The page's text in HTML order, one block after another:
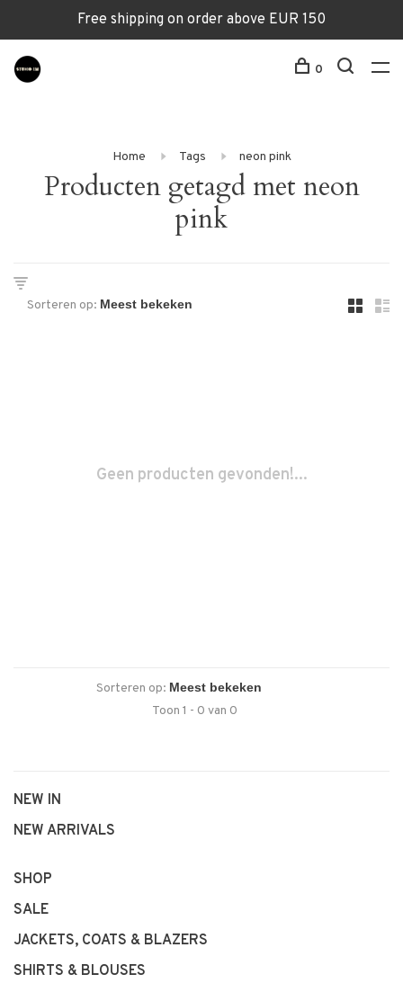
Free shipping on order above EUR 150
0
Home Tags neon pink
Producten getagd met neon
pink
Sorteren op:
Geen producten gevonden!...
Sorteren op:
Toon 1 - 0 van 0
NEW IN
NEW ARRIVALS
SHOP
SALE
JACKETS, COATS & BLAZERS
SHIRTS & BLOUSES